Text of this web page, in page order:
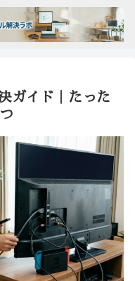
ガイド｜たった